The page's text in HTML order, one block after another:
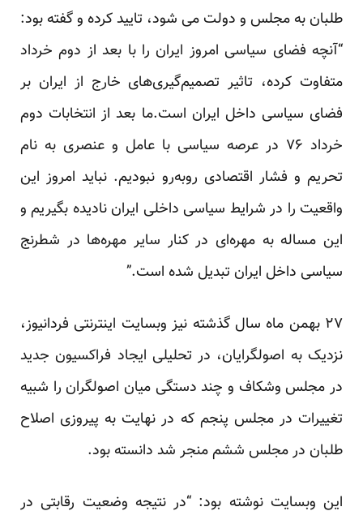
طلبان به مجلس و دولت می شود، تایید کرده و گفته بود:
“آنچه فضای سیاسی امروز ایران را با بعد از دوم خرداد
متفاوت کرده، تاثیر تصمیم‌گیری‌های خارج از ایران بر
فضای سیاسی داخل ایران است.ما بعد از انتخابات دوم
خرداد ۷۶ در عرصه سیاسی با عامل و عنصری به نام
تحریم و فشار اقتصادی روبه‌رو نبودیم. نباید امروز این
واقعیت را در شرایط سیاسی داخلی ایران نادیده بگیریم و
این مساله به مهره‌ای در کنار سایر مهره‌ها در شطرنج
سیاسی داخل ایران تبدیل شده است.”
۲۷ بهمن ماه سال گذشته نیز وبسایت اینترنتی فردانیوز،
نزدیک به اصولگرایان، در تحلیلی ایجاد فراکسیون جدید
در مجلس وشکاف و چند دستگی میان اصولگران را شبیه
تغییرات در مجلس پنجم که در نهایت به پیروزی اصلاح
طلبان در مجلس ششم منجر شد دانسته بود.
این وبسایت نوشته بود: “در نتیجه وضعیت رقابتی در